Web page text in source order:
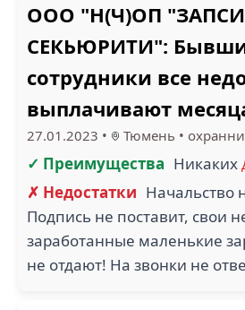
ООО "Н(Ч)ОП
СЕКЬЮРИТИ":
сотрудники все
выплачивают
27.01.2023 • Тюмень •
✓ Преимущества Никаких
✗ Недостатки Начальство
Подпись не поставит, свои
заработанные маленькие
не отдают! На звонки не